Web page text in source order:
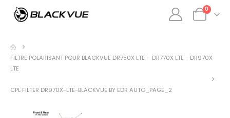
0
FILTRE POLARISANT POUR BLACKVUE DR750X LTE – DR770X LTE - DR970X
LTE
CPL FILTER DR970X-LTE-BLACKVUE BY EDR AUTO_PAGE_2